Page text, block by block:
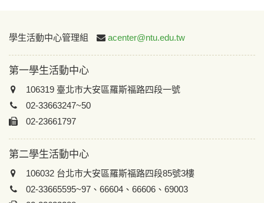
:::
學生活動中心管理組 acenter@ntu.edu.tw
第一學生活動中心
106319 臺北市大安區羅斯福路四段一號
02-33663247~50
02-23661797
第二學生活動中心
106032 台北市大安區羅斯福路四段85號3樓
02-33665595~97、66604、66606、69003